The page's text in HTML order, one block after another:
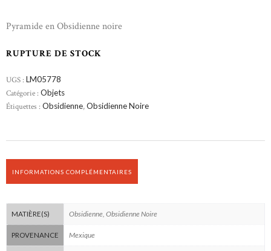
Pyramide en Obsidienne noire
RUPTURE DE STOCK
UGS : LM05778
Catégorie : Objets
Étiquettes : Obsidienne,Obsidienne Noire
INFORMATIONS COMPLÉMENTAIRES
MATIÈRE(S) Obsidienne, Obsidienne Noire
PROVENANCE Mexique